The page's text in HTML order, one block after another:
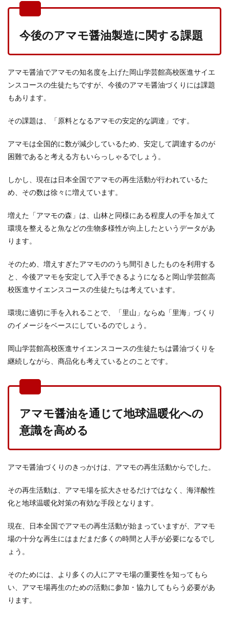
今後のアマモ醤油製造に関する課題
アマモ醤油でアマモの知名度を上げた岡山学芸館高校医進サイエ
ンスコースの生徒たちですが、今後のアマモ醤油づくりには課題
もあります。
その課題は、「原料となるアマモの安定的な調達」です。
アマモは全国的に数が減少しているため、安定して調達するのが
困難であると考える方もいらっしゃるでしょう。
しかし、現在は日本全国でアマモの再生活動が行われているた
め、その数は徐々に増えています。
増えた「アマモの森」は、山林と同様にある程度人の手を加えて
環境を整えると魚などの生物多様性が向上したというデータがあ
ります。
そのため、増えすぎたアマモののうち間引きしたものを利用する
と、今後アマモを安定して入手できるようになると岡山学芸館高
校医進サイエンスコースの生徒たちは考えています。
環境に適切に手を入れることで、「里山」ならぬ「里海」づくり
のイメージをベースにしているのでしょう。
岡山学芸館高校医進サイエンスコースの生徒たちは醤油づくりを
継続しながら、商品化も考えているとのことです。
アマモ醤油を通じて地球温暖化への
意識を高める
アマモ醤油づくりのきっかけは、アマモの再生活動からでした。
その再生活動は、アマモ場を拡大させるだけではなく、海洋酸性
化と地球温暖化対策の有効な手段となります。
現在、日本全国でアマモの再生活動が始まっていますが、アマモ
場の十分な再生にはまだまだ多くの時間と人手が必要になるでし
ょう。
そのためには、より多くの人にアマモ場の重要性を知ってもら
い、アマモ場再生のための活動に参加・協力してもらう必要があ
ります。